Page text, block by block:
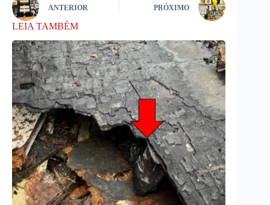
ANTERIOR PRÓXIMO
LEIA TAMBÉM